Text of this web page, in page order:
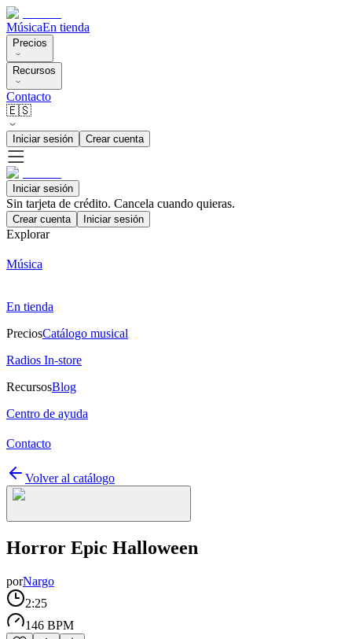
MúsicaEn tienda
Precios
Recursos
Contacto
🇪🇸
Iniciar sesión Crear cuenta
Iniciar sesión
Sin tarjeta de crédito. Cancela cuando quieras.
Crear cuenta Iniciar sesión
Explorar
Música
En tienda
PreciosCatálogo musical
Radios In-store
RecursosBlog
Centro de ayuda
Contacto
Volver al catálogo
Horror Epic Halloween
porNargo
2:25
146 BPM